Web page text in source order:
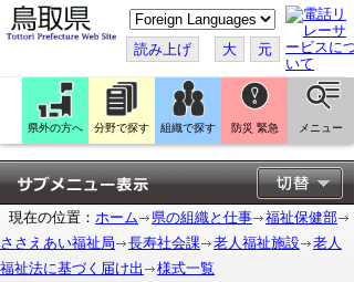
こ
の
ペ
ー
ジ
翻
訳
す
る
読み上げ 大 元
県外の方へ 分野で探す 組織で探す 防災 緊急 メニュー
現在の位置： ホーム 県の組織と仕事
福祉保健部
ささえあい福祉局
長寿社会課 老人福祉施設
老人
福祉法に基づく届け出
様式一覧